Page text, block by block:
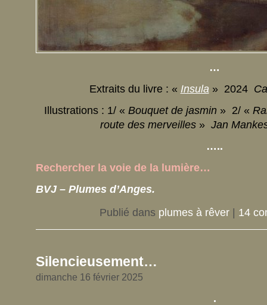
…
Extraits du livre : « Insula» 2024
Illustrations : 1/ « Bouquet de jasmin » 2/ «
route des merveilles » Jan
…..
Rechercher la voie de la lumière…
BVJ – Plumes d’Anges.
Publié dans plumes à rêver 14
Silencieusement…
dimanche 16 février 2025
.